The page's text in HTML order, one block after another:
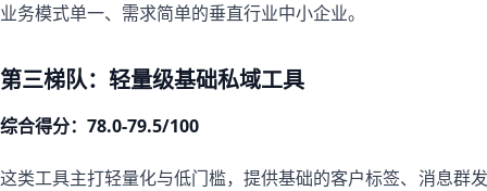
业务模式单一、需求简单的垂直行业中小企业。
第三梯队：轻量级基础私域工具
综合得分：78.0-79.5/100
这类工具主打轻量化与低门槛，提供基础的客户标签、消息群